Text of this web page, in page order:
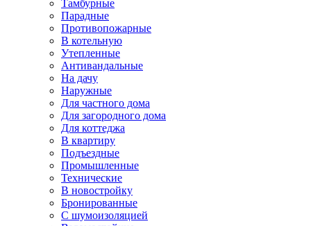
Тамбурные
Парадные
Противопожарные
В котельную
Утепленные
Антивандальные
На дачу
Наружные
Для частного дома
Для загородного дома
Для коттеджа
В квартиру
Подъездные
Промышленные
Технические
В новостройку
Бронированные
С шумоизоляцией